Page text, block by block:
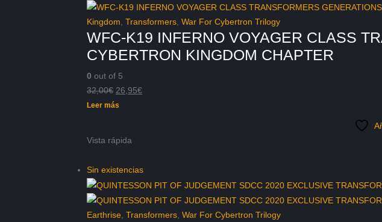
Kingdom, Transformers, War For Cybertron Trilogy
WFC-K19 INFERNO VOYAGER CLASS
CYBERTRON KINGDOM CHAPTER
0 out of 5
32,00€ El
precio
32,00€.
26,95€El
Leer más
Vista rápida
Sin existencias
Earthrise Transformers War For Cybertron Trilogy